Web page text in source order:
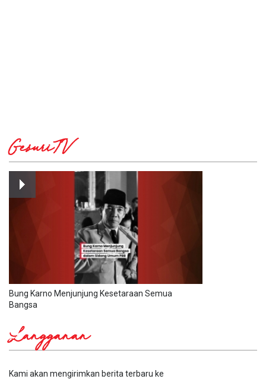
GesuriTV
Bung Karno Menjunjung Kesetaraan Semua
Bangsa
Langganan
Kami akan mengirimkan berita terbaru ke